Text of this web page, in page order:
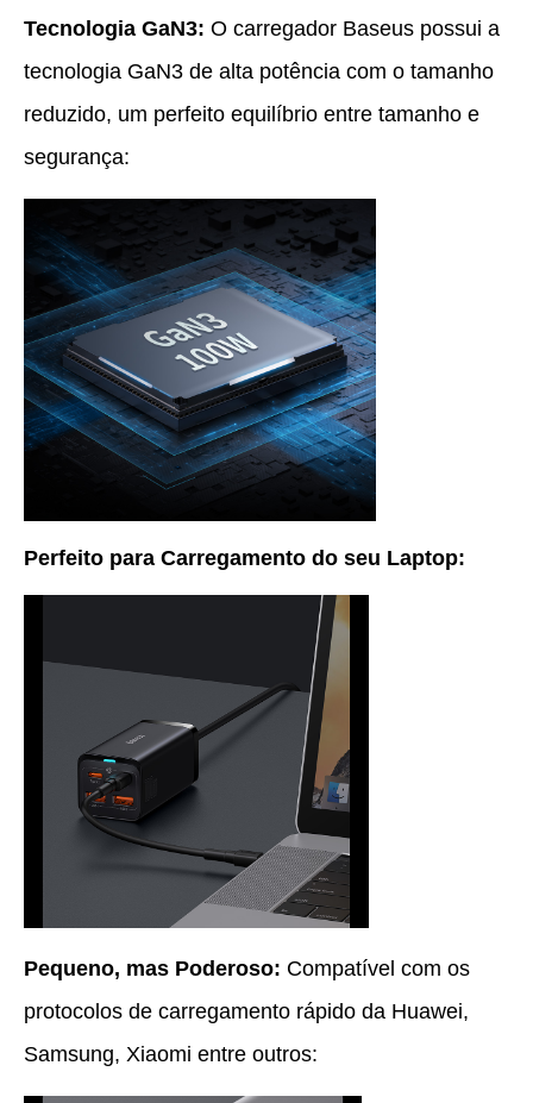
Tecnologia GaN3: O carregador Baseus possui a
tecnologia GaN3 de alta potência com o tamanho
reduzido, um perfeito equilíbrio entre tamanho e
segurança:
Perfeito para Carregamento do seu Laptop:
Pequeno, mas Poderoso: Compatível com os
protocolos de carregamento rápido da Huawei,
Samsung, Xiaomi entre outros: